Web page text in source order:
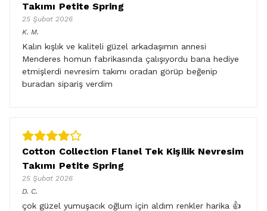
Takımı Petite Spring
25 Şubat 2026
K. M.
Kalın kışlık ve kaliteli güzel arkadaşımın annesi
Menderes homun fabrikasında çalışıyordu bana hediye
etmişlerdi nevresim takımı oradan görüp beğenip
buradan sipariş verdim
Cotton Collection Flanel Tek Kişilik Nevresim
Takımı Petite Spring
25 Şubat 2026
D. C.
çok güzel yumuşacık oğlum için aldım renkler harika 👍